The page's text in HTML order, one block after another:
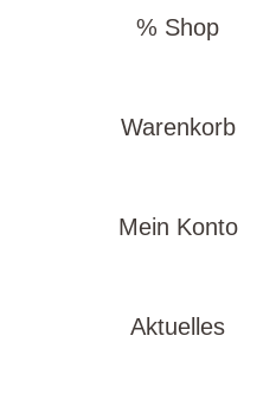
% Shop
Warenkorb
Mein Konto
Aktuelles